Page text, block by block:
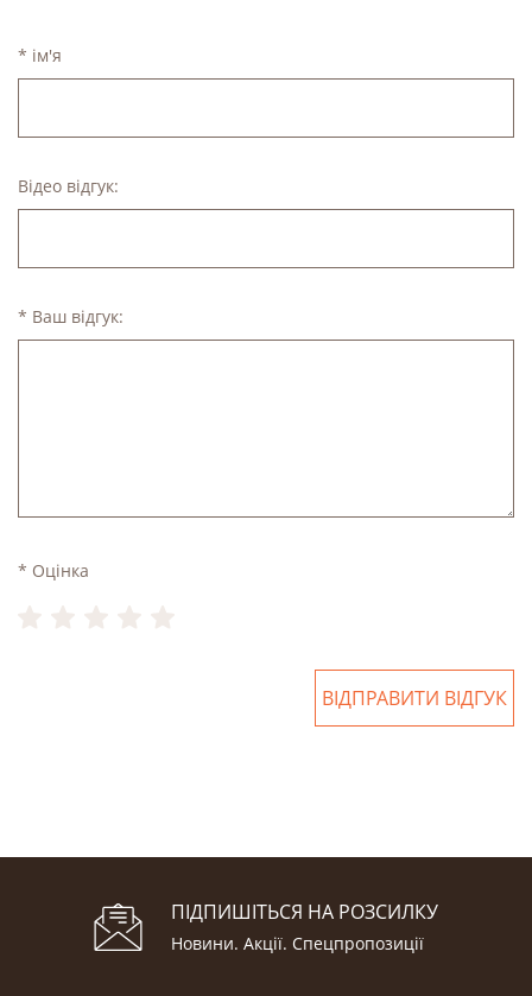
* ім'я
Відео відгук:
* Ваш відгук:
* Оцінка
ВІДПРАВИТИ ВІДГУК
ПІДПИШІТЬСЯ НА РОЗСИЛКУ
Новини. Акції. Cпецпропозиції